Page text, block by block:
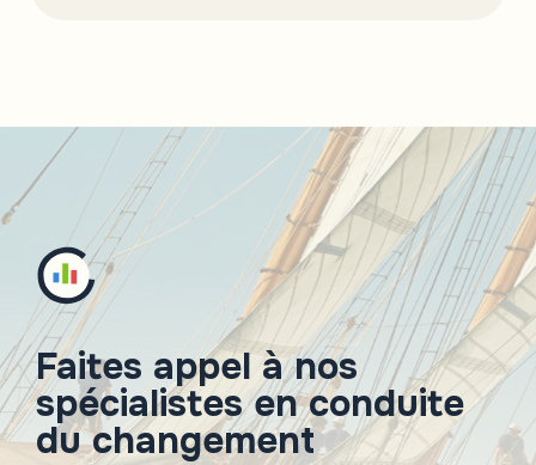
Faites appel à nos
spécialistes en conduite
du changement